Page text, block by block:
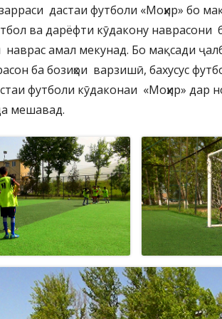
дастаи футболи «Моҳир» бо
ва дарёфти кӯдакону наврасони
наврас амал мекунад. Бо мақсади
ба бозиҳои варзишӣ, бахусус
футболи кӯдаконаи «Моҳир» дар
мешавад.